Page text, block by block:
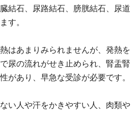
結石、尿路結石、膀胱結石、尿道
す。
はあまりみられませんが、発熱を
尿の流れがせき止められ、腎盂腎
があり、早急な受診が必要です。
い人や汗をかきやすい人、肉類や